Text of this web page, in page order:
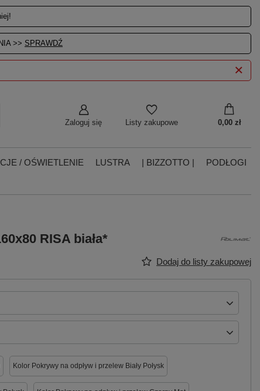
>> SPRAWDŹ
Zaloguj się Listy zakupowe 0,00 zł
/ OŚWIETLENIE LUSTRA | BIZZOTTO |
PODŁOGI
RISA biała*
Dodaj do listy zakupowej
Kolor Pokrywy na odpływ i przelew Biały Połysk